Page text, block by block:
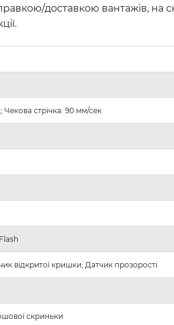
доставкою вантажів, на
Чекова стрічка: 90 мм/сек
відкритої кришки; Датчик прозорості
скриньки